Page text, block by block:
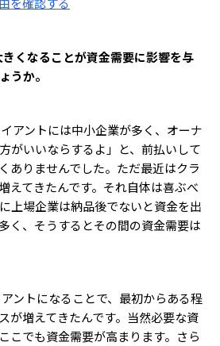
くなることが資金需要に影響を与
うか。
アントには中小企業が多く、オーナ
がいいならするよ」と、前払いして
ありませんでした。ただ最近はクラ
えてきたんです。それ自体は喜ぶべ
上場企業は納品後でないと資金を出
く、そうするとその間の資金需要は
ントになることで、最初からある程
が増えてきたんです。当然必要な資
こでも資金需要が高まります。さら